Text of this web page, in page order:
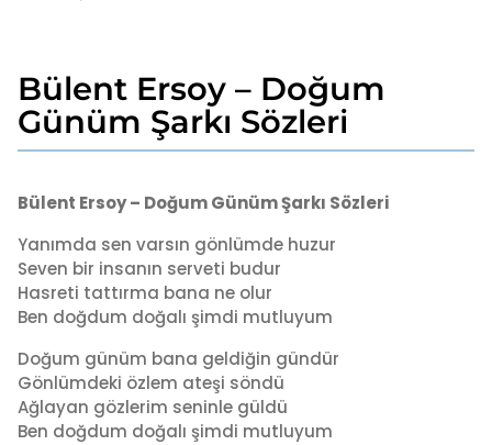
7
y
ı
l
g
7
y
ı
l
a
g
o
Bülent Ersoy – Doğum
Günüm Şarkı Sözleri
y
a
d
m
i
n
Bülent Ersoy – Doğum Günüm Şarkı Sözleri
Yanımda sen varsın gönlümde huzur
Seven bir insanın serveti budur
Hasreti tattırma bana ne olur
Ben doğdum doğalı şimdi mutluyum
Doğum günüm bana geldiğin gündür
Gönlümdeki özlem ateşi söndü
Ağlayan gözlerim seninle güldü
Ben doğdum doğalı şimdi mutluyum